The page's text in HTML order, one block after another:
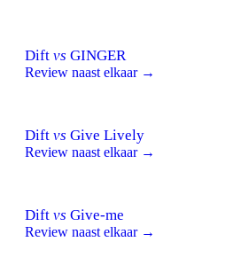
Dift vs GINGER
Review naast elkaar →
Dift vs Give Lively
Review naast elkaar →
Dift vs Give-me
Review naast elkaar →